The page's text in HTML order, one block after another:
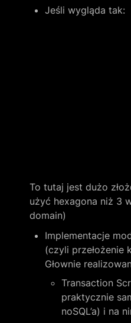
Jeśli wygląda tak:
To tutaj jest dużo
użyć hexagona niż 3
domain)
Implementacje
(czyli przełożenie
Głownie
Transaction
praktycznie
noSQL’a) i na